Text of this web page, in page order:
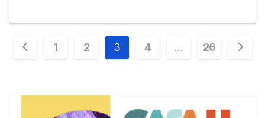
Paginación
entradas
1 2 3 4 … 26